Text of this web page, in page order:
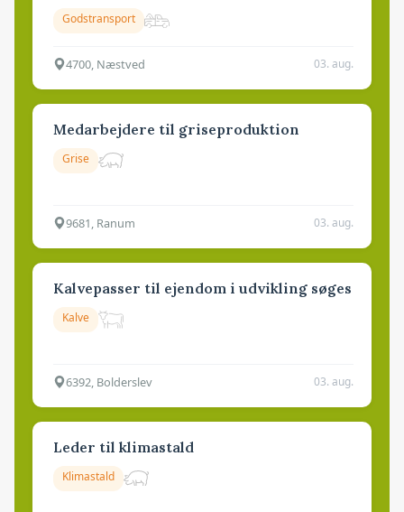
Godstransport
4700, Næstved 03. aug.
Medarbejdere til griseproduktion
Grise
9681, Ranum 03. aug.
Kalvepasser til ejendom i udvikling søges
Kalve
6392, Bolderslev 03. aug.
Leder til klimastald
Klimastald